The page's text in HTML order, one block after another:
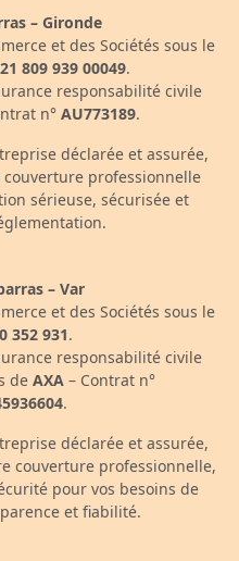
– Gironde
et des Sociétés sous le
809 939 00049.
responsabilité civile
n° AU773189.
déclarée et assurée,
professionnelle
sérieuse, sécurisée et
– Var
et des Sociétés sous le
352 931.
responsabilité civile
de AXA– Contrat n°
.
déclarée et assurée,
couverture professionnelle,
pour vos besoins de
et fiabilité.